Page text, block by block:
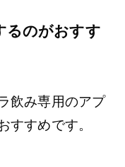
るのがおすす
飲み専用のアプ
すすめです。